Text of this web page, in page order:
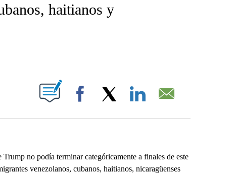
haitianos y
ABOUT NEW PAGES ON "".
Facebook
no podía terminar categóricamente a finales de este
venezolanos, cubanos, haitianos, nicaragüenses